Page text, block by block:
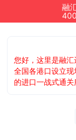
您好，这里是融
全国各港口设立
的进口一战式通关